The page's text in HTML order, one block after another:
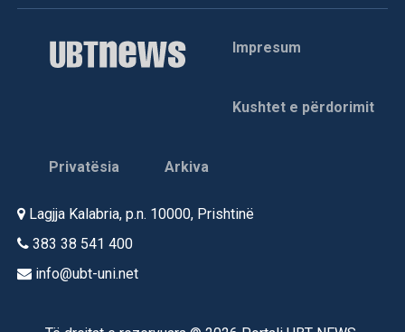
Impresum
Kushtet e përdorimit
Privatësia Arkiva
Lagjja Kalabria, p.n. 10000, Prishtinë
383 38 541 400
info@ubt-uni.net